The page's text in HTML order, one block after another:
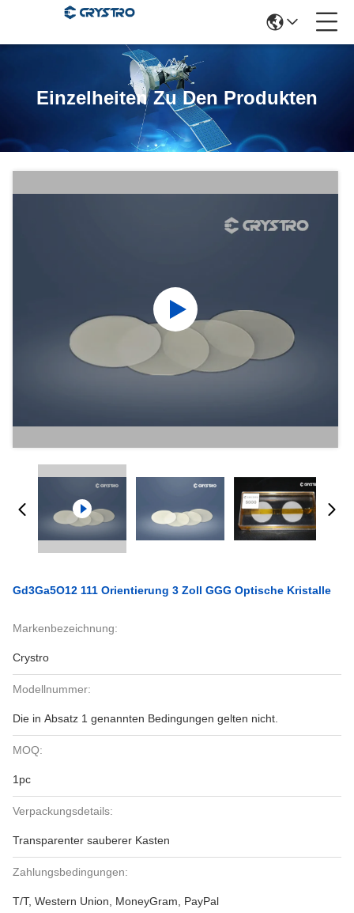
Einzelheiten Zu Den Produkten
Gd3Ga5O12 111 Orientierung 3 Zoll GGG Optische Kristalle
Markenbezeichnung:
Crystro
Modellnummer:
Die in Absatz 1 genannten Bedingungen gelten nicht.
MOQ:
1pc
Verpackungsdetails:
Transparenter sauberer Kasten
Zahlungsbedingungen:
T/T, Western Union, MoneyGram, PayPal